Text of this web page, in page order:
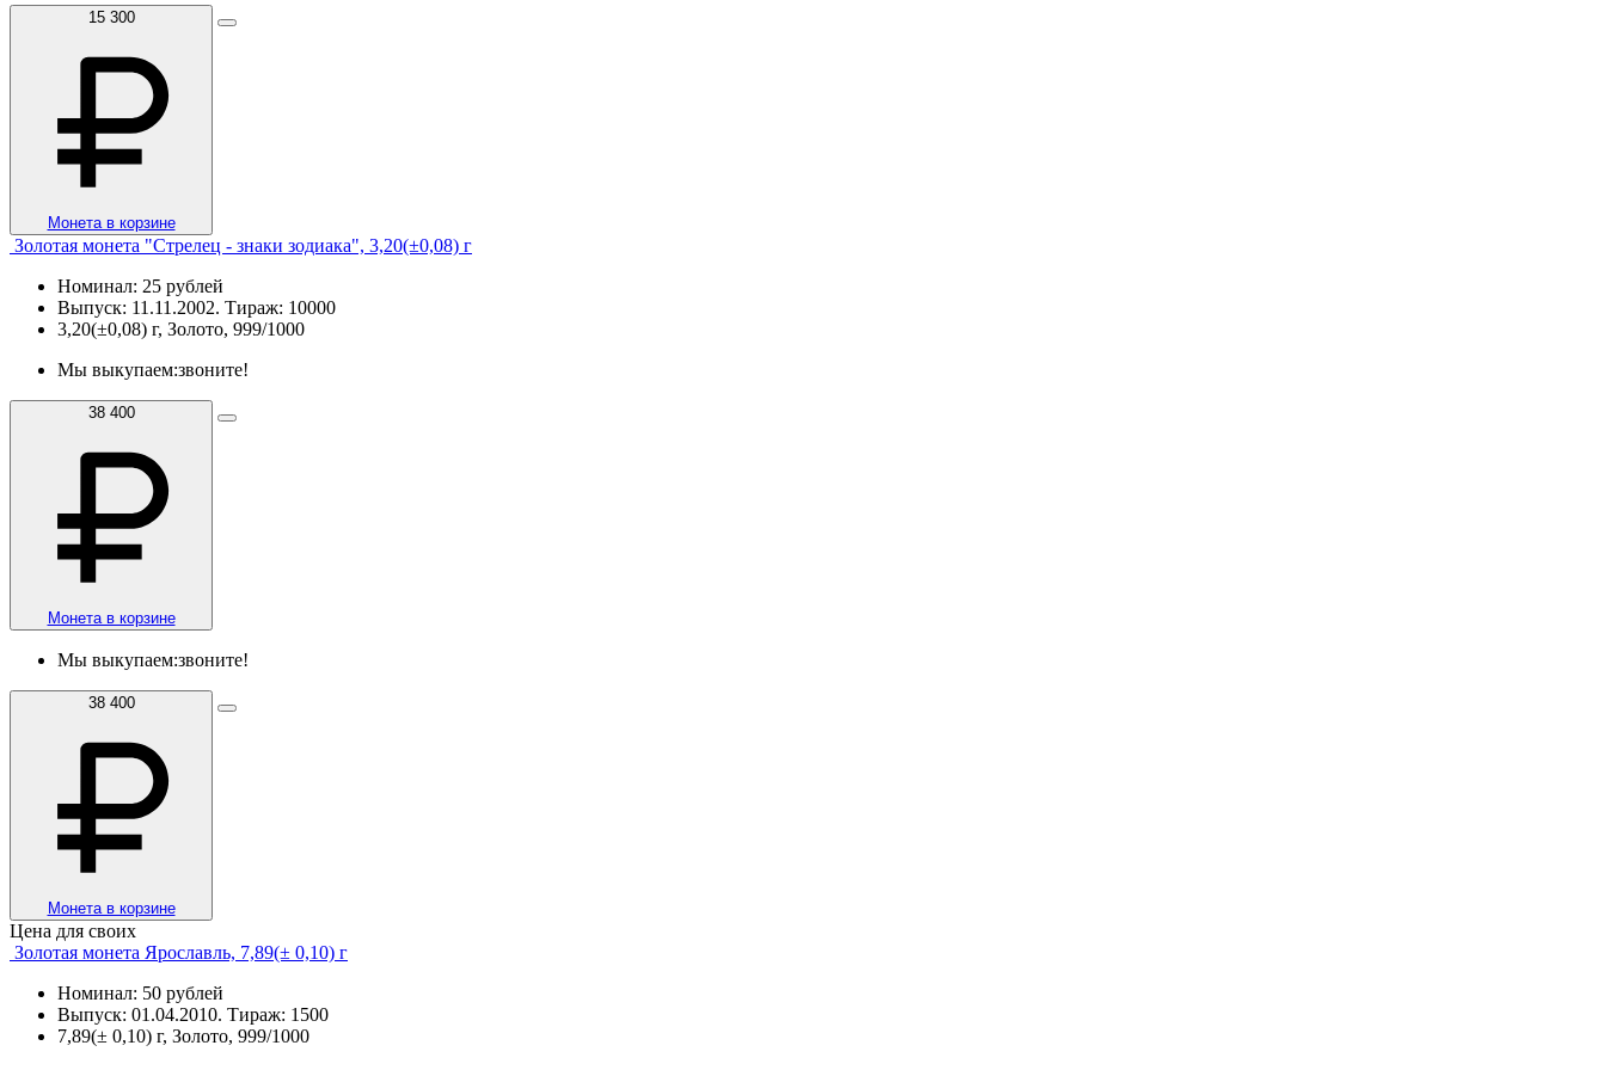
15 300
Монета в корзине
Золотая монета "Cтрелец - знаки зодиака", 3,20(±0,08) г
Номинал: 25 рублей
Выпуск: 11.11.2002. Тираж: 10000
3,20(±0,08) г, Золото, 999/1000
Мы выкупаем:звоните!
38 400
Монета в корзине
Мы выкупаем:звоните!
38 400
Монета в корзине
Цена для своих
Золотая монета Ярославль, 7,89(± 0,10) г
Номинал: 50 рублей
Выпуск: 01.04.2010. Тираж: 1500
7,89(± 0,10) г, Золото, 999/1000